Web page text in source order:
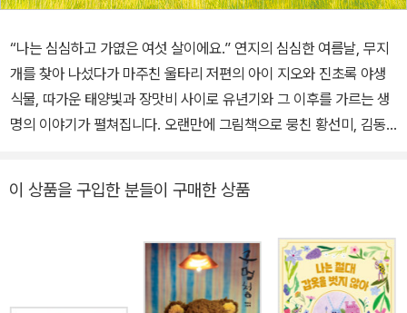
“나는 심심하고 가엾은 여섯 살이에요.” 연지의 심심한 여름날, 무지
개를 찾아 나섰다가 마주친 울타리 저편의 아이 지오와 진초록 야생
식물, 따가운 태양빛과 장맛비 사이로 유년기와 그 이후를 가르는 생
명의 이야기가 펼쳐집니다. 오랜만에 그림책으로 뭉친 황선미, 김동
을 펼칠 수 있는 건 바로 소꿉놀이의 세계일 겁니다. 누구의 지시도 받
고, 먹을 수 없는 것들로 음식을 만들어 놓아도 맛있게 먹을 수 있는
세계. 그래서 이 세계는 모든 가능성을 열고 모든 이방인을 환영합니
다. 실재하면서도 상상인 이 세계에서는 생물이든 무생물이든 새로운
이 상품을 구입한 분들이 구매한 상품